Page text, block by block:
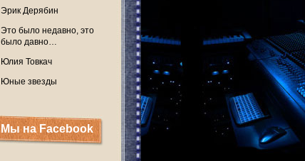
Эрик Дерябин
Это было недавно, это
было давно…
Юлия Товкач
Юные звезды
Мы на Facebook